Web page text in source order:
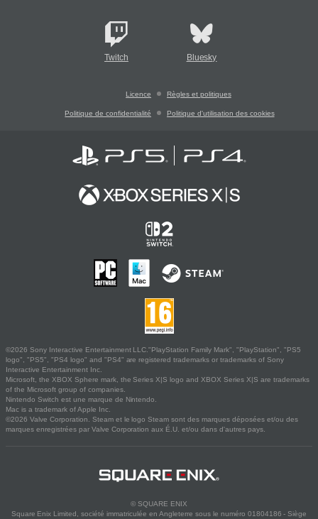
Twitch Bluesky
Licence Règles et politiques
Politique de confidentialité Politique d'utilisation des cookies
©2026 Sony Interactive Entertainment LLC."PlayStation Family Mark", "PlayStation", "PS5
logo", "PS5", "PS4 logo" and "PS4" are registered trademarks or trademarks of Sony
Interactive Entertainment Inc.
Microsoft, the XBOX Sphere mark, the Series X|S logo and XBOX Series X|S are trademarks
of the Microsoft group of companies.
Nintendo Switch est une marque de Nintendo.
Mac is a trademark of Apple Inc.
©2026 Valve Corporation. Steam et le logo Steam sont des marques déposées et/ou des
marques enregistrées par Valve Corporation aux É.U. et/ou dans d'autres pays.
© SQUARE ENIX
Square Enix Limited, société immatriculée en Angleterre sous le numéro 01804186 - Siège